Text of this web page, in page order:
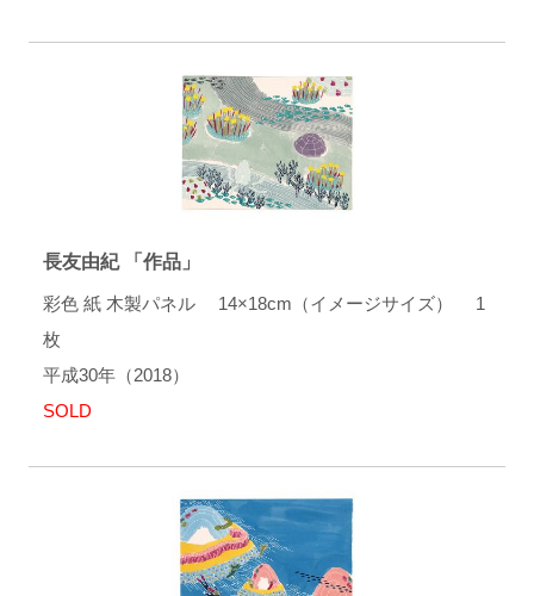
長友由紀 「作品」
彩色 紙 木製パネル 14×18cm（イメージサイズ） 1
枚
平成30年（2018）
SOLD